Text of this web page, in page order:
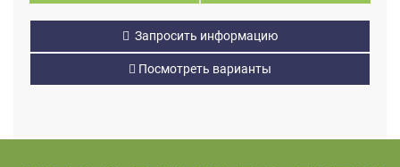
Запросить информацию
Посмотреть варианты